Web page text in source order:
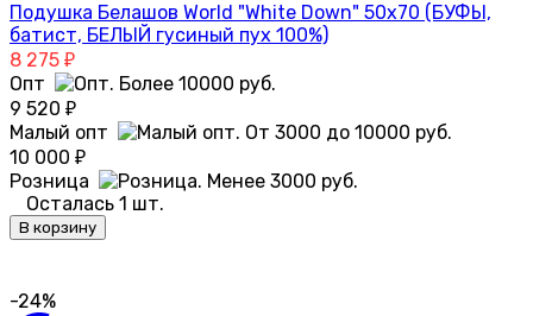
Подушка Белашов World "White Down" 50х70 (БУФЫ,
батист, БЕЛЫЙ гусиный пух 100%)
8 275 ₽
Опт
9 520 ₽
Малый опт
10 000 ₽
Розница
Осталась 1 шт.
В корзину
-24%